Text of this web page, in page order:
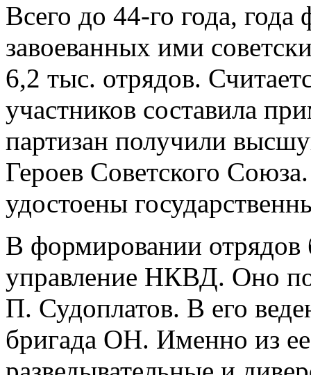
Всего до 44-го года,
завоеванных ими
6,2 тыс. отрядов.
участников составила
партизан получили
Героев Советского
удостоены
В формировании отрядов
управление НКВД. Оно
П. Судоплатов. В его
бригада ОН. Именно из ее